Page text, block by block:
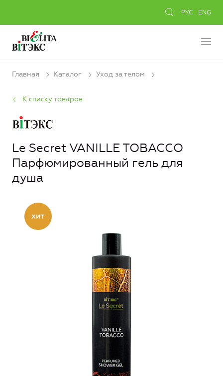
РУС ENG
Главная Каталог Уход за телом
К списку товаров
Le Secret VANILLE TOBACCO
Парфюмированный гель для
душа